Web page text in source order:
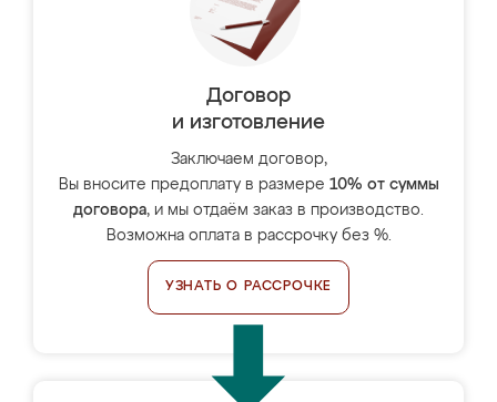
Договор
и изготовление
Заключаем договор,
Вы вносите предоплату в размере 10% от суммы
договора, и мы отдаём заказ в производство.
Возможна оплата в рассрочку без %.
УЗНАТЬ О РАССРОЧКЕ